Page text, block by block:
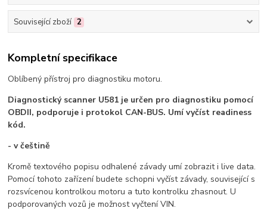
Související zboží 2
Kompletní specifikace
Oblíbený přístroj pro diagnostiku motoru.
Diagnostický scanner U581 je určen pro diagnostiku pomocí
OBDII, podporuje i protokol CAN-BUS. Umí vyčíst readiness
kód.
- v češtině
Kromě textového popisu odhalené závady umí zobrazit i live data.
Pomocí tohoto zařízení budete schopni vyčíst závady, související s
rozsvícenou kontrolkou motoru a tuto kontrolku zhasnout. U
podporovaných vozů je možnost vyčtení VIN.